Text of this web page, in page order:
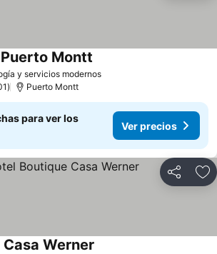
y servicios modernosVer precios
Montt
Puerto Montt
para ver los
Ver precios
Compartir
Werner